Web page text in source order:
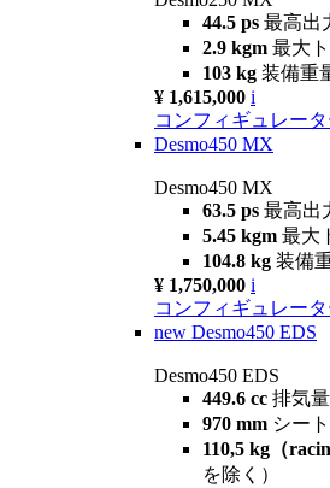
44.5 ps 最高出
2.9 kgm 最大
103 kg 装備重
¥ 1,615,000 i
コンフィギュレー
Desmo450 MX
Desmo450 MX
63.5 ps 最高出
5.45 kgm 最大
104.8 kg 装備
¥ 1,750,000 i
コンフィギュレー
new Desmo450 EDS
Desmo450 EDS
449.6 cc 排気量
970 mm シー
110,5 kg（
を除く）